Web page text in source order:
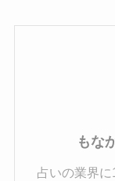
もな
占いの業界